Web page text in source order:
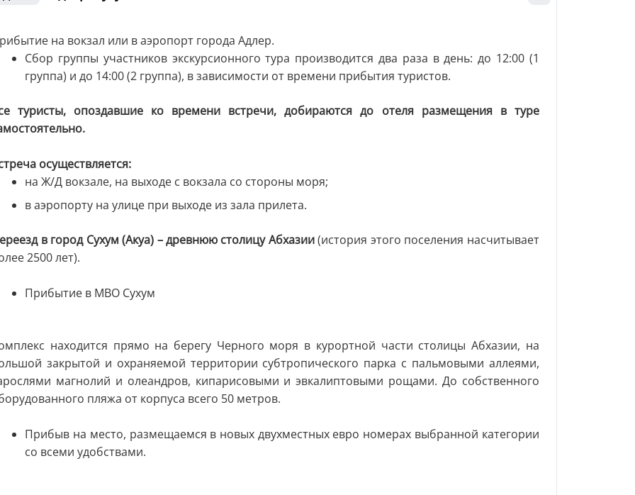
на вокзал или в аэропорт города Адлер.
Сбор группы участников экскурсионного тура производится два раза в день: до 12:00 (1
группа) и до 14:00 (2 группа), в зависимости от времени прибытия туристов.
туристы, опоздавшие ко времени встречи, добираются до отеля размещения в туре
осуществляется:
на Ж/Д вокзале, на выходе с вокзала со стороны моря;
в аэропорту на улице при выходе из зала прилета.
в город Сухум (Акуа) – древнюю столицу Абхазии(история этого поселения насчитывает
2500 лет).
Прибытие в МВО Сухум
находится прямо на берегу Черного моря в курортной части столицы Абхазии, на
закрытой и охраняемой территории субтропического парка с пальмовыми аллеями,
магнолий и олеандров, кипарисовыми и эвкалиптовыми рощами. До собственного
пляжа от корпуса всего 50 метров.
Прибыв на место, размещаемся в новых двухместных евро номерах выбранной категории
со всеми удобствами.